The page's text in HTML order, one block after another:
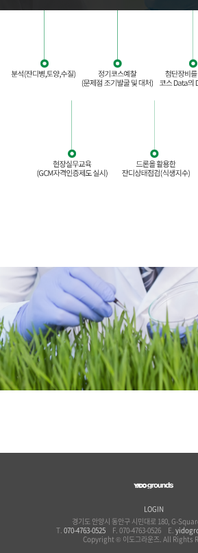
LOGIN
경기도 안양시 동안구 시민대로 180, G-
T. 070-4763-0525F. 070-4763-0526 E.
Copyright © 이도그라운즈. All Rights